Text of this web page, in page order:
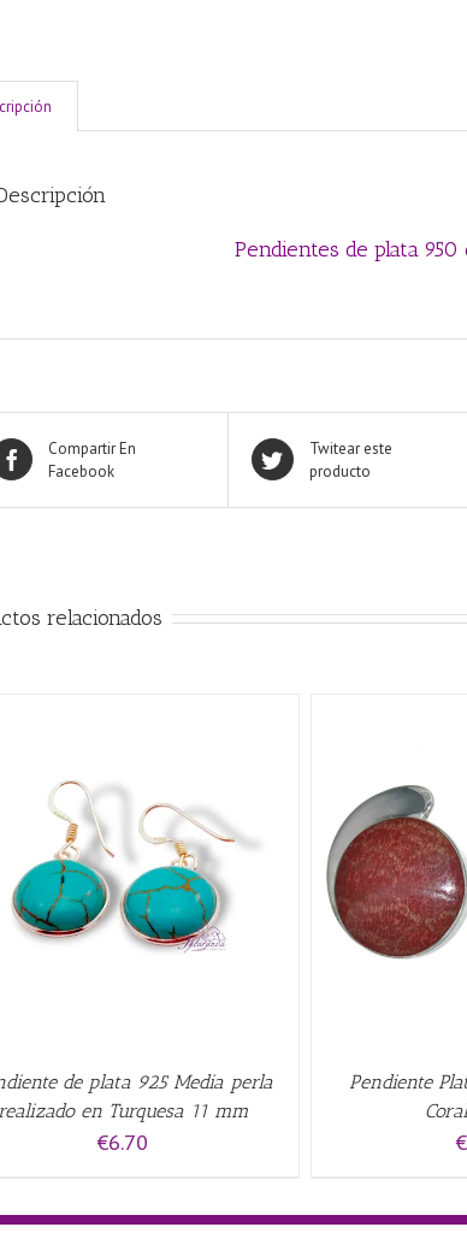
Pendientes de plata
Compartir En
Facebook
Twitear este
producto
relacionados
de plata 925 Media perla
realizado en Turquesa 11 mm
€6.70
AÑADIR AL CARRITO / QUICK VIEW
Pendiente
€
AÑADIR AL